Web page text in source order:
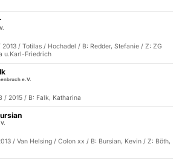
/ Totilas / Hochadel / B: Redder, Stefanie / Z: ZG
u.Karl-Friedrich
e.V.
/ 2015 / B: Falk, Katharina
/ Van Helsing / Colon xx / B: Bursian, Kevin / Z: Böth,